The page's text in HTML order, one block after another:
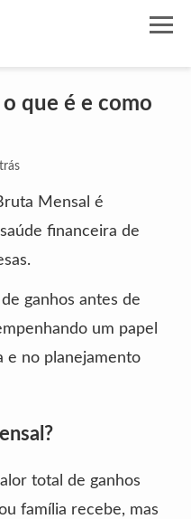
que é e como
Mensal é
financeira de
ganhos antes de
um papel
e no planejamento
total de ganhos
família recebe, mas